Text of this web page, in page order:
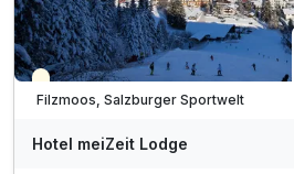
Saisonal verfügbar
Filzmoos, Salzburger Sportwelt
Hotel meiZeit Lodge